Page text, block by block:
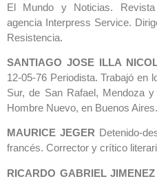
El Mundo y Noticias.
agencia Interpress Service.
Resistencia.
SANTIAGO JOSE ILLA
12-05-76 Periodista. Trabajó en
Sur, de San Rafael, Mendoza
Hombre Nuevo, en Buenos Aires.
MAURICE JEGERDetenido-
francés. Corrector y crítico
RICARDO GABRIEL JIMENEZ